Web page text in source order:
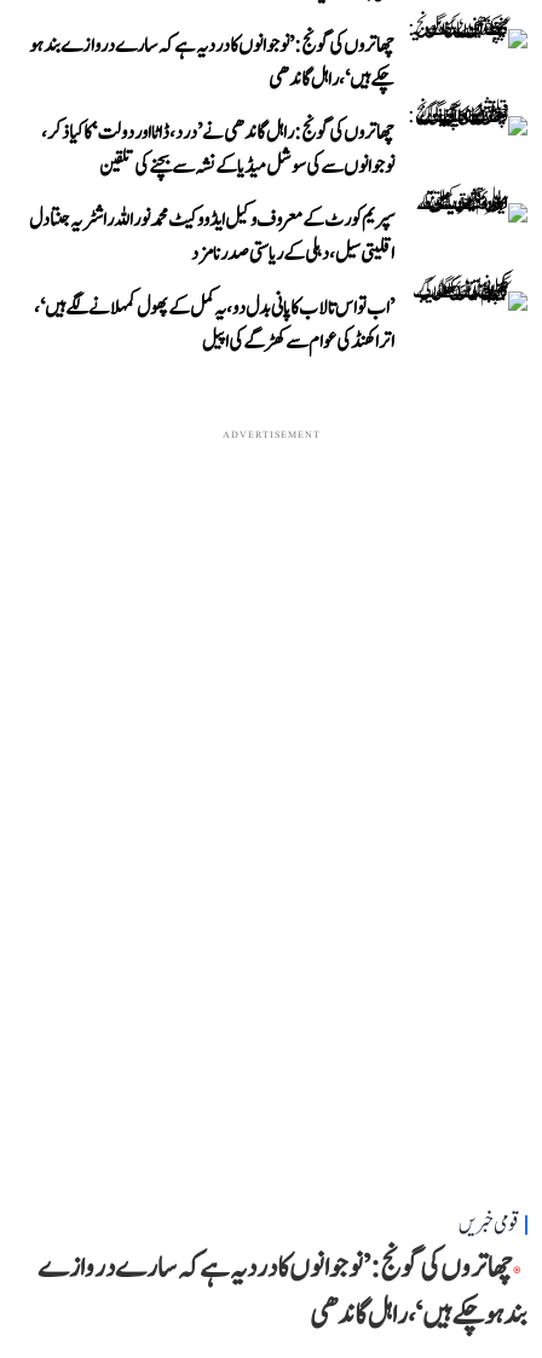
چھاتروں کی گونج: ’نوجوانوں کا درد یہ ہے کہ سارے دروازے بند ہو
چکے ہیں‘، راہل گاندھی
چھاتروں کی گونج: راہل گاندھی نے ’درد، ڈاٹا اور دولت‘ کا کیا ذکر،
نوجوانوں سے کی سوشل میڈیا کے نشہ سے بچنے کی تلقین
سپریم کورٹ کے معروف وکیل ایڈووکیٹ محمد نور اللہ راشٹریہ جنتا دل
اقلیتی سیل، دہلی کے ریاستی صدر نامزد
’اب تو اس تالاب کا پانی بدل دو، یہ کمل کے پھول کمہلانے لگے ہیں‘،
اتراکھنڈ کی عوام سے کھڑگے کی اپیل
ADVERTISEMENT
قومی خبریں
چھاتروں کی گونج: ’نوجوانوں کا درد یہ ہے کہ سارے دروازے
بند ہو چکے ہیں‘، راہل گاندھی